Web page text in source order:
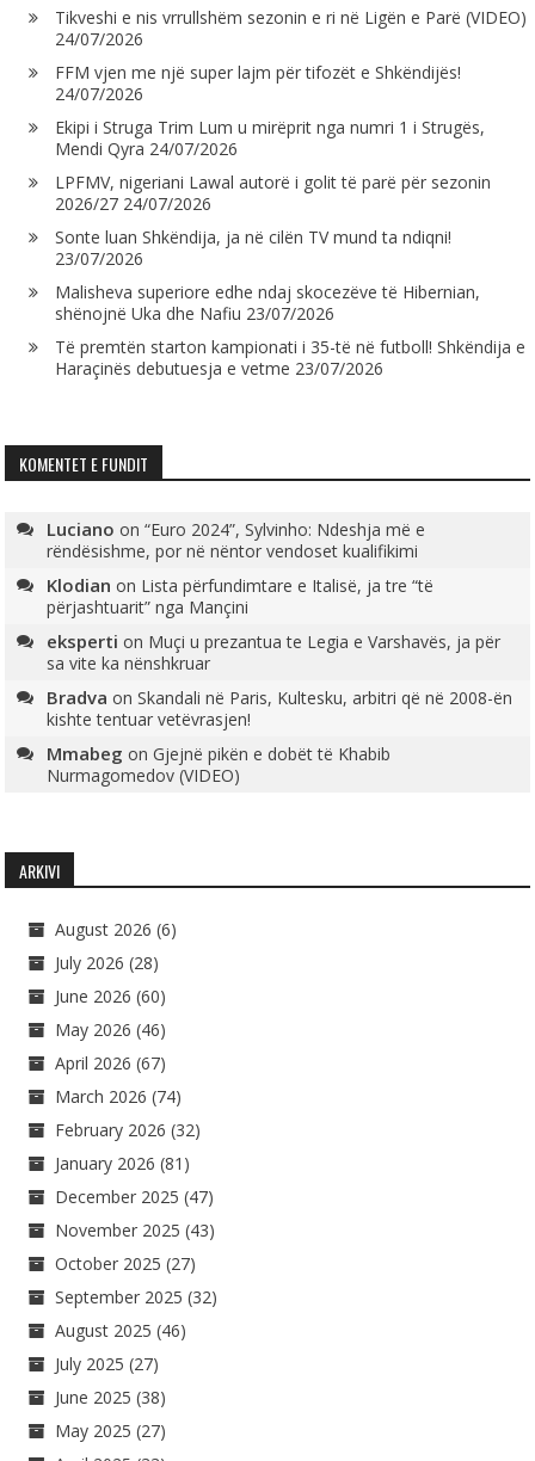
Tikveshi e nis vrrullshëm sezonin e ri në Ligën e Parë (VIDEO)
24/07/2026
FFM vjen me një super lajm për tifozët e Shkëndijës!
24/07/2026
Ekipi i Struga Trim Lum u mirëprit nga numri 1 i Strugës,
Mendi Qyra 24/07/2026
LPFMV, nigeriani Lawal autorë i golit të parë për sezonin
2026/27 24/07/2026
Sonte luan Shkëndija, ja në cilën TV mund ta ndiqni!
23/07/2026
Malisheva superiore edhe ndaj skocezëve të Hibernian,
shënojnë Uka dhe Nafiu 23/07/2026
Të premtën starton kampionati i 35-të në futboll! Shkëndija e
Haraçinës debutuesja e vetme 23/07/2026
KOMENTET E FUNDIT
Luciano on“Euro 2024”, Sylvinho: Ndeshja më e
rëndësishme, por në nëntor vendoset kualifikimi
Klodian on Lista përfundimtare e Italisë, ja tre “të
përjashtuarit” nga Mançini
eksperti on Muçi u prezantua te Legia e Varshavës, ja për
sa vite ka nënshkruar
Bradva onSkandali në Paris, Kultesku, arbitri që në 2008-ën
kishte tentuar vetëvrasjen!
Mmabeg onGjejnë pikën e dobët të Khabib
Nurmagomedov (VIDEO)
ARKIVI
August 2026 (6)
July 2026 (28)
June 2026 (60)
May 2026 (46)
April 2026 (67)
March 2026 (74)
February 2026 (32)
January 2026 (81)
December 2025 (47)
November 2025 (43)
October 2025 (27)
September 2025 (32)
August 2025 (46)
July 2025 (27)
June 2025 (38)
May 2025 (27)